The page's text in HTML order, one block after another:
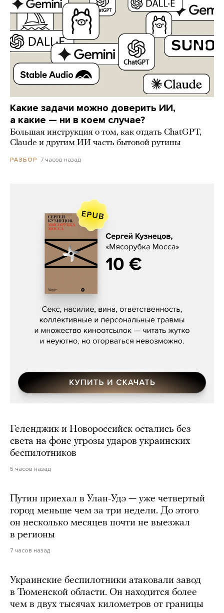
Какие задачи можно доверить ИИ,
а какие — ни в коем случае?
Большая инструкция о том, как отдать ChatGPT,
Claude и другим ИИ часть бытовой рутины
РАЗБОР 7 часов назад
Сергей Кузнецов, «Мясорубка
Геленджик и Новороссийск остались без
света на фоне угрозы ударов украинских
беспилотников
5 часов назад
Путин приехал в Улан-Удэ — уже четвертый
город меньше чем за три недели. До этого
он несколько месяцев почти не выезжал
в регионы
7 часов назад
Украинские беспилотники атаковали завод
в Тюменской области. Он находится более
чем в двух тысячах километров от границы